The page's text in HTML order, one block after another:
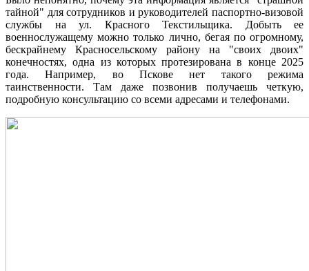
тайной" для сотрудников и руководителей паспортно-визовой
службы на ул. Красного Текстильщика. Добыть ее
военнослужащему можно только лично, бегая по огромному,
бескрайнему Красносельскому району на "своих двоих"
конечностях, одна из которых протезирована в конце 2025
года. Например, во Пскове нет такого режима
таинственности. Там даже позвонив получаешь четкую,
подробную консультацию со всеми адресами и телефонами.